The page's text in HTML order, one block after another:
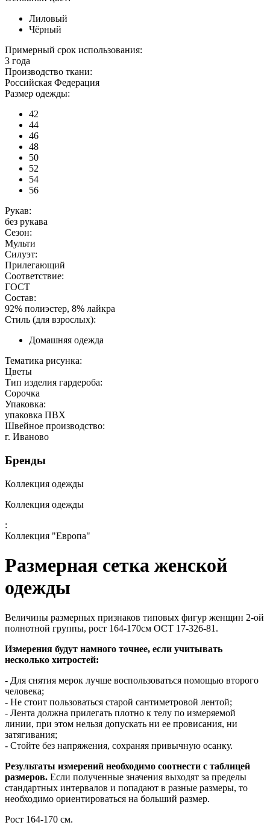
Лиловый
Чёрный
Примерный срок использования:
3 года
Производство ткани:
Российская Федерация
Размер одежды:
42
44
46
48
50
52
54
56
Рукав:
без рукава
Сезон:
Мульти
Силуэт:
Прилегающий
Соответствие:
ГОСТ
Состав:
92% полиэстер, 8% лайкра
Стиль (для взрослых):
Домашняя одежда
Тематика рисунка:
Цветы
Тип изделия гардероба:
Сорочка
Упаковка:
упаковка ПВХ
Швейное производство:
г. Иваново
Бренды
Коллекция одежды
Коллекция одежды
:
Коллекция "Европа"
Размерная сетка женской
одежды
Величины размерных признаков типовых фигур женщин 2-ой
полнотной группы, рост 164-170см ОСТ 17-326-81.
Измерения будут намного точнее, если учитывать
несколько хитростей:
- Для снятия мерок лучше воспользоваться помощью второго
человека;
- Не стоит пользоваться старой сантиметровой лентой;
- Лента должна прилегать плотно к телу по измеряемой
линии, при этом нельзя допускать ни ее провисания, ни
затягивания;
- Стойте без напряжения, сохраняя привычную осанку.
Результаты измерений необходимо соотнести с таблицей
размеров. Если полученные значения выходят за пределы
стандартных интервалов и попадают в разные размеры, то
необходимо ориентироваться на больший размер.
Рост 164-170 см.